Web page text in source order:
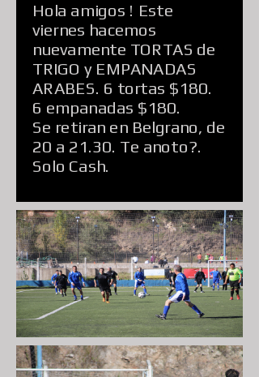
Hola amigos ! Este
viernes hacemos
nuevamente TORTAS de
TRIGO y EMPANADAS
ARABES. 6 tortas $180.
6 empanadas $180.
Se retiran en Belgrano, de
20 a 21.30. Te anoto?.
Solo Cash.